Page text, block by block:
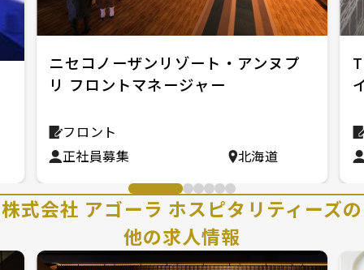
ニセコノーザンリゾート・アンヌプ
リ フロントマネージャー
フロント
正社員募集
北海道
株式会社 アゴーラ ホスピタリティーズの
他の求人情報